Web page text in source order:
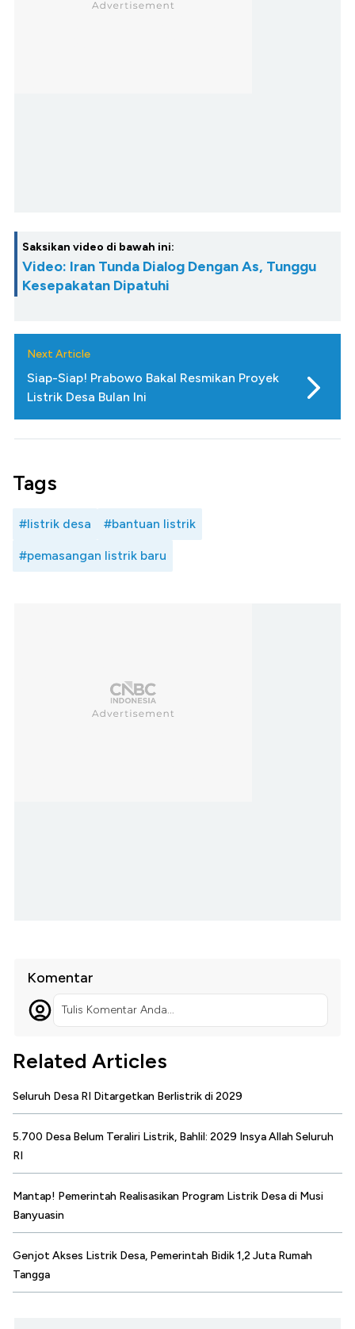
Saksikan video di bawah ini:
Video: Iran Tunda Dialog Dengan As, Tunggu
Kesepakatan Dipatuhi
Next Article
Siap-Siap! Prabowo Bakal Resmikan Proyek
Listrik Desa Bulan Ini
Tags
#listrik desa #bantuan listrik
#pemasangan listrik baru
Komentar
Tulis Komentar Anda...
Related Articles
Seluruh Desa RI Ditargetkan Berlistrik di 2029
5.700 Desa Belum Teraliri Listrik, Bahlil: 2029 Insya Allah Seluruh
RI
Mantap! Pemerintah Realisasikan Program Listrik Desa di Musi
Banyuasin
Genjot Akses Listrik Desa, Pemerintah Bidik 1,2 Juta Rumah
Tangga